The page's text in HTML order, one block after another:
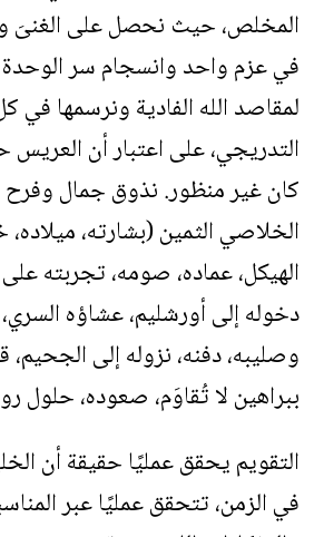
المخلص، حيث نحصل على الغنىَ
في عزم واحد وانسجام سر الوحدة
لمقاصد الله الفادية ونرسمها في
التدريجي، على اعتبار أن العريس
كان غير منظور. نذوق جمال وفرح
الخلاصي الثمين (بشارته، ميلاده،
الهيكل، عماده، صومه، تجربته
دخوله إلى أورشليم، عشاؤه السري،
وصليبه، دفنه، نزوله إلى الجحيم،
ببراهين لا تُقاوَم، صعوده،
التقويم يحقق عمليًا حقيقة أن
في الزمن، تتحقق عمليًا عبر